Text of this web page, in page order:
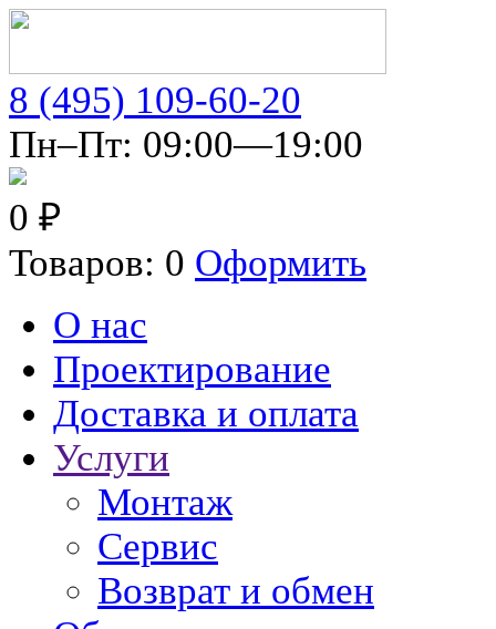
8 (495) 109-60-20
Пн–Пт: 09:00—19:00
0 ₽
Товаров: 0 Оформить
О нас
Проектирование
Доставка и оплата
Услуги
Монтаж
Сервис
Возврат и обмен